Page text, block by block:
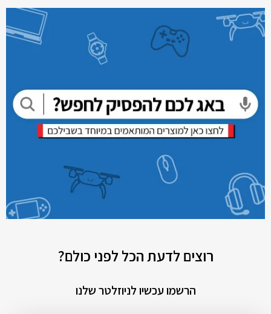
רוצים לדעת הכל לפני כולם?
הרשמו עכשיו לניוזלטר שלנו